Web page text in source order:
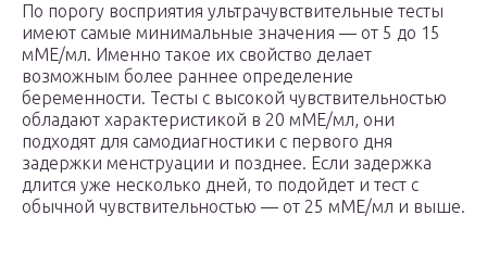
По порогу восприятия ультрачувствительные тесты
имеют самые минимальные значения — от 5 до 15
мМЕ/мл. Именно такое их свойство делает
возможным более раннее определение
беременности. Тесты с высокой чувствительностью
обладают характеристикой в 20 мМЕ/мл, они
подходят для самодиагностики с первого дня
задержки менструации и позднее. Если задержка
длится уже несколько дней, то подойдет и тест с
обычной чувствительностью — от 25 мМЕ/мл и выше.